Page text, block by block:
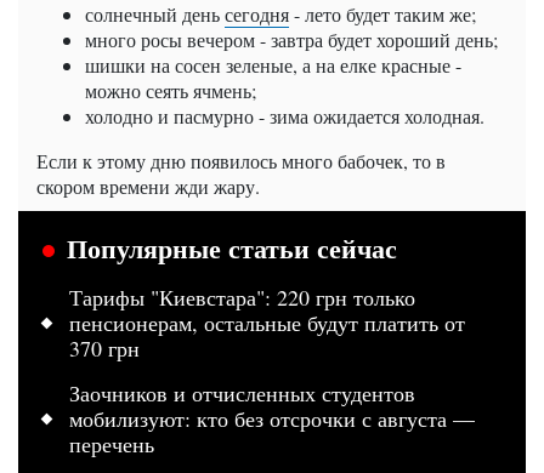
солнечный деньсегодня- лето будет таким же;
много росы вечером - завтра будет хороший день;
шишки на сосен зеленые, а на елке красные -
можно сеять ячмень;
холодно и пасмурно - зима ожидается холодная.
Если к этому дню появилось много бабочек, то в
скором времени жди жару.
Популярные статьи сейчас
Тарифы "Киевстара": 220 грн только
пенсионерам, остальные будут платить от
370 грн
Заочников и отчисленных студентов
мобилизуют: кто без отсрочки с августа —
перечень